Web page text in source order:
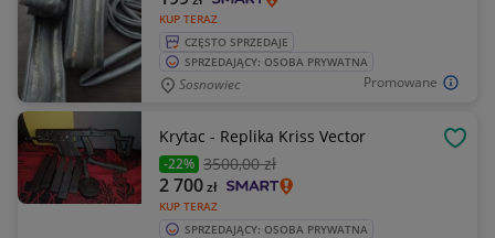
Promowane
KUP TERAZ
CZĘSTO SPRZEDAJE
SPRZEDAJĄCY: OSOBA PRYWATNA
Sosnowiec
Krytac - Replika Kriss Vector
-22% 3500,00 zł
KUP TERAZ
2 700zł
SPRZEDAJĄCY: OSOBA PRYWATNA